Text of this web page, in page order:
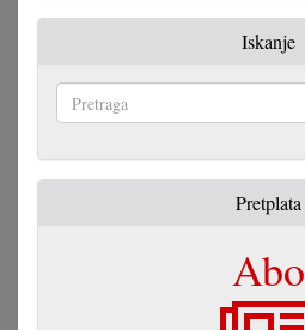
Iskanje
Pretplata
Abo